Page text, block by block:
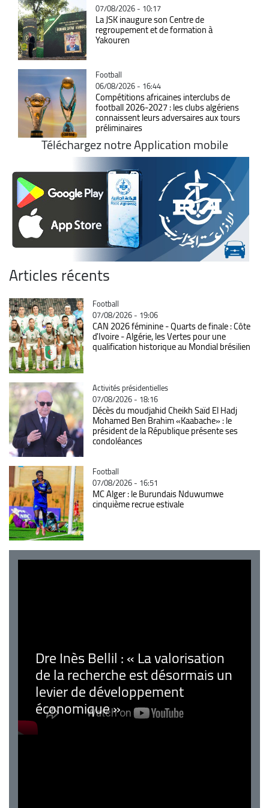
07/08/2026 - 10:17
La JSK inaugure son Centre de
regroupement et de formation à
Yakouren
Catégorie
Football
06/08/2026 - 16:44
Compétitions africaines interclubs de
football 2026-2027 : les clubs algériens
connaissent leurs adversaires aux tours
préliminaires
Téléchargez notre Application mobile
Articles récents
Catégorie
Football
07/08/2026 - 19:06
CAN 2026 féminine - Quarts de finale : Côte
d'Ivoire - Algérie, les Vertes pour une
qualification historique au Mondial brésilien
Catégorie
Activités présidentielles
07/08/2026 - 18:16
Décès du moudjahid Cheikh Saïd El Hadj
Mohamed Ben Brahim «Kaabache» : le
président de la République présente ses
condoléances
Catégorie
Football
07/08/2026 - 16:51
MC Alger : le Burundais Nduwumwe
cinquième recrue estivale
Dre Inès Bellil : « La valorisation
de la recherche est désormais un
levier de développement
économique »